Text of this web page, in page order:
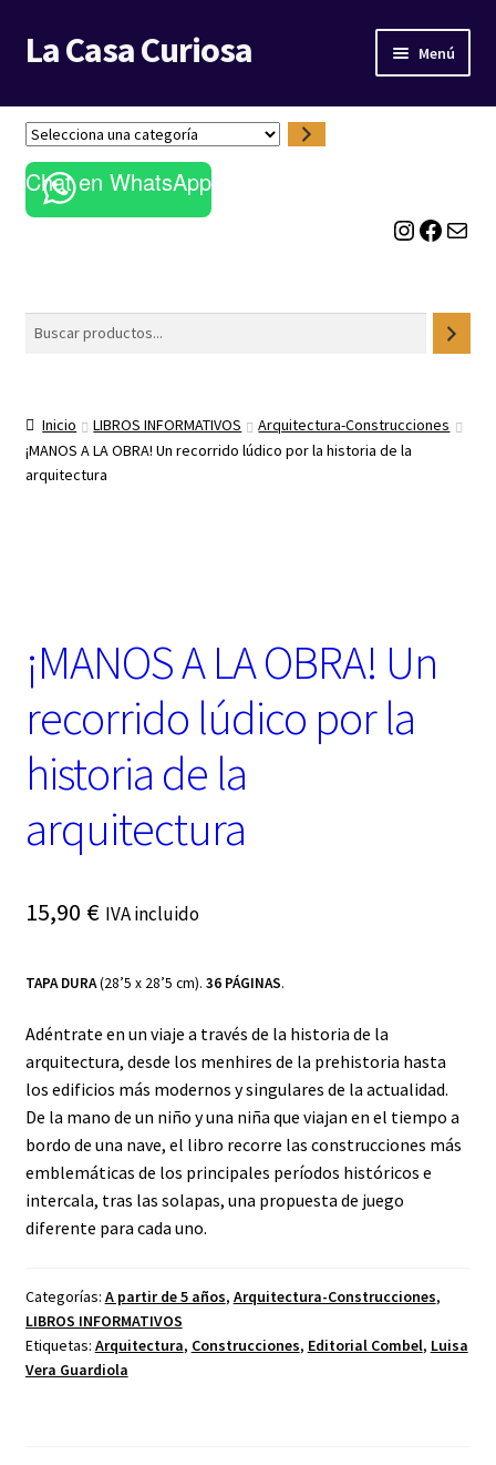
Ir
a
navegación
Ir
al
La Casa Curiosa Menú
LIBRERÍA
BLOG
S
e
l
e
a
c
a
Chat en WhatsApp
Instagram Facebook Correo electrónico
Buscar
Inicio LIBROS INFORMATIVOS
Arquitectura-Construcciones
¡MANOS A LA OBRA! Un recorrido lúdico por la historia de la
arquitectura
¡MANOS A LA OBRA! Un
recorrido lúdico por la
historia de la
arquitectura
15,90 € IVA incluido
TAPA DURA(28’5 x 28’5 cm). 36 PÁGINAS.
Adéntrate en un viaje a través de la historia de la
arquitectura, desde los menhires de la prehistoria hasta
los edificios más modernos y singulares de la actualidad.
De la mano de un niño y una niña que viajan en el tiempo a
bordo de una nave, el libro recorre las construcciones más
emblemáticas de los principales períodos históricos e
intercala, tras las solapas, una propuesta de juego
diferente para cada uno.
Categorías: A partir de 5 años, Arquitectura-Construcciones,
LIBROS INFORMATIVOS
Etiquetas: Arquitectura, Construcciones, Editorial Combel, Luisa
Vera Guardiola